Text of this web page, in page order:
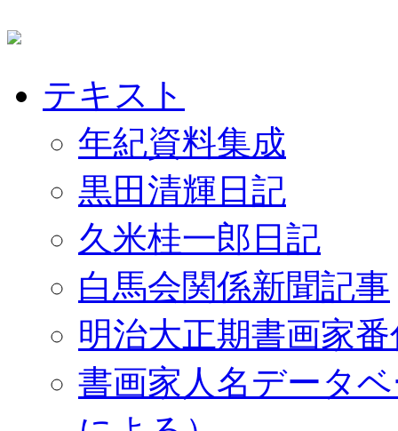
テキスト
年紀資料集成
黒田清輝日記
久米桂一郎日記
白馬会関係新聞記事
明治大正期書画家
書画家人名データ